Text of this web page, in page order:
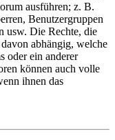
ausführen; z. B.
Benutzergruppen
usw. Die Rechte, die
abhängig, welche
oder ein anderer
können auch volle
ihnen das